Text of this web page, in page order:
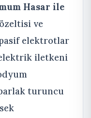
Hasar ile
ve
elektrotlar
iletkeni
turuncu